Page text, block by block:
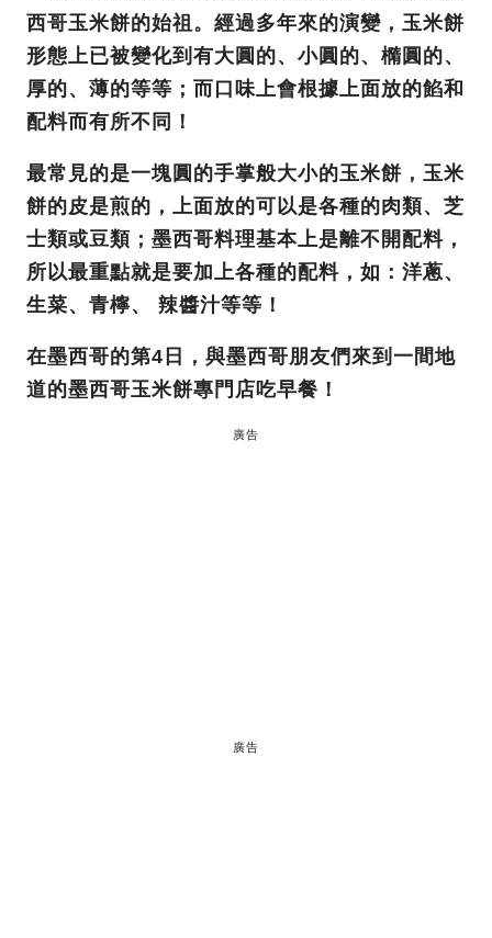
西哥玉米餅的始祖。經過多年來的演變，玉米餅
形態上已被變化到有大圓的、小圓的、橢圓的、
厚的、薄的等等；而口味上會根據上面放的餡和
配料而有所不同！
最常見的是一塊圓的手掌般大小的玉米餅，玉米
餅的皮是煎的，上面放的可以是各種的肉類、芝
士類或豆類；墨西哥料理基本上是離不開配料，
所以最重點就是要加上各種的配料，如：洋蔥、
生菜、青檸、 辣醬汁等等！
在墨西哥的第4日，與墨西哥朋友們來到一間地
道的墨西哥玉米餅專門店吃早餐！
廣告
廣告